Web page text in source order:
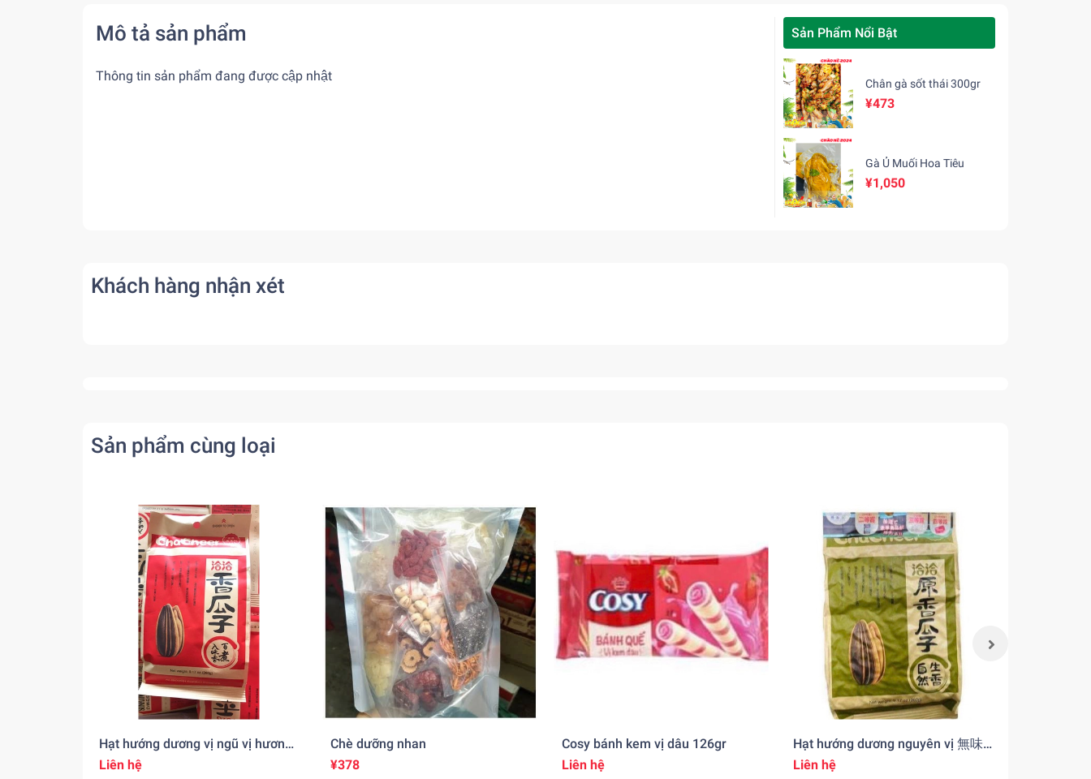
Mô tả sản phẩm
Thông tin sản phẩm đang được cập nhật
Sản Phẩm Nổi Bật
Chân gà sốt thái 300gr
¥473
Gà Ủ Muối Hoa Tiêu
¥1,050
Khách hàng nhận xét
Sản phẩm cùng loại
Hạt hướng dương vị ngũ vị hương
五香粉味のひまわりの種(260gr)
Liên hệ
Chè dưỡng nhan
¥378
Cosy bánh kem vị dâu 126gr
Liên hệ
Hạt hướng dương nguyên vị 無味
のひまわりの種 200gr
Liên hệ